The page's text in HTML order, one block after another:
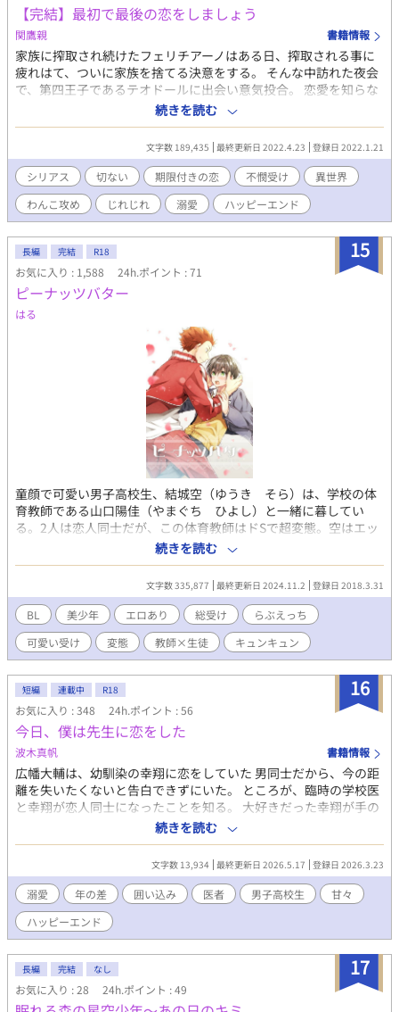
【完結】最初で最後の恋をしましょう
関鷹親 書籍情報
家族に搾取され続けたフェリチアーノはある日、搾取される事に
疲れはて、ついに家族を捨てる決意をする。 そんな中訪れた夜会
で、第四王子であるテオドールに出会い意気投合。 恋愛を知らな
い二人は、利害の一致から期間限定で恋人同士のふりをすること
に。 交流をしていく中で、二人は本当の恋に落ちていく。 《ワン
続きを読む
文字数 189,435 最終更新日 2022.4.23 登録日 2022.1.21
シリアス 切ない 期限付きの恋 不憫受け
異世界
わんこ攻め
じれじれ 溺愛 ハッピーエンド
15
長編 完結 R18
お気に入り : 1,588 24h.ポイント : 71
ピーナッツバター
はる
童顔で可愛い男子高校生、結城空（ゆうき そら）は、学校の体
育教師である山口陽佳（やまぐち ひよし）と一緒に暮してい
る。2人は恋人同士だが、この体育教師はドSで超変態。空はエッ
チなことばっかりされています。 ※エロ多めですが、全体的に
甘々キュンキュン系です。 ※表紙は、みいのすけ様に描いて頂き
ました！ ※感想とか頂けたら嬉しいです。
続きを読む
文字数 335,877 最終更新日 2024.11.2 登録日 2018.3.31
BL 美少年 エロあり 総受け
らぶえっち
可愛い受け
変態 教師×生徒 キュンキュン
16
短編 連載中 R18
お気に入り : 348 24h.ポイント : 56
今日、僕は先生に恋をした
波木真帆 書籍情報
広幡大輔は、幼馴染の幸翔に恋をしていた 男同士だから、今の距
離を失いたくないと告白できずにいた。 ところが、臨時の学校医
と幸翔が恋人同士になったことを知る。 大好きだった幸翔が手の
届かない存在になってしまい、ショックを受ける。 傷心のまま帰
宅しようとしていた大輔の目の前に突然車が現れ、驚いて避けた
拍子に怪我をしてしまう。その車の持ち主は学校医の三枝先生。
治療をしてもらい、食事にも連れていってもらって話をしている
うちに、だんだん大輔は三枝先生のことが気になっていって……
イケおじ学校医と失恋したばかりの純粋な男子高校生の恋のお
話。 こちらは＜鷹城先生の特別授業＞というお話で書いていたス
ピンオフ小説を独立させたものです。 R18には※つけます。
続きを読む
文字数 13,934 最終更新日 2026.5.17 登録日 2026.3.23
溺愛 年の差 囲い込み 医者 男子高校生
甘々
ハッピーエンド
17
長編 完結 なし
お気に入り : 28 24h.ポイント : 49